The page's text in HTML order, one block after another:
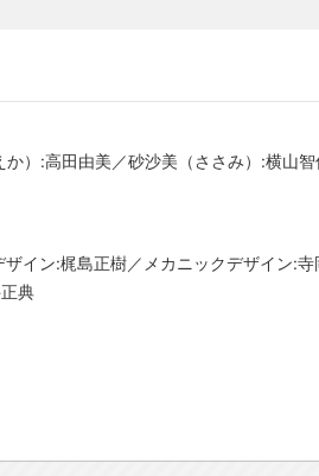
）:高田由美／砂沙美（ささみ）:横山智
イン:梶島正樹／メカニックデザイン:
典